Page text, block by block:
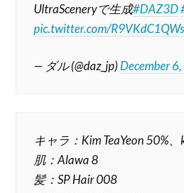
UltraSceneryで生成#DAZ3D
pic.twitter.com/R9VKdC1QWs
— ダル (@daz_jp)December
キャラ：Kim TeaYeon 50%
肌：Alawa 8
髪：SP Hair 008